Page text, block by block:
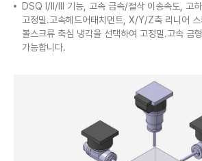
DSQ I/II/III 기능, 고속 급속/절삭 이송속도, 고
고정밀.고속헤드어태치먼트, X/Y/Z축 리니어
볼스크류 축심 냉각을 선택하여 고정밀.고속 금
가능합니다.